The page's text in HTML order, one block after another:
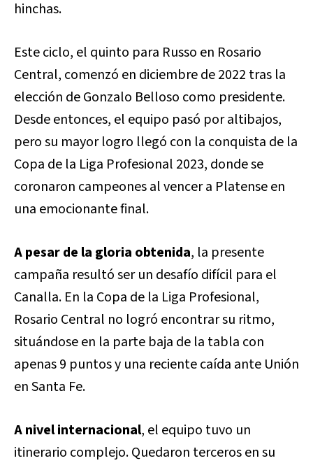
hinchas.
Este ciclo, el quinto para Russo en Rosario
Central, comenzó en diciembre de 2022 tras la
elección de Gonzalo Belloso como presidente.
Desde entonces, el equipo pasó por altibajos,
pero su mayor logro llegó con la conquista de la
Copa de la Liga Profesional 2023, donde se
coronaron campeones al vencer a Platense en
una emocionante final.
A pesar de la gloria obtenida, la presente
campaña resultó ser un desafío difícil para el
Canalla. En la Copa de la Liga Profesional,
Rosario Central no logró encontrar su ritmo,
situándose en la parte baja de la tabla con
apenas 9 puntos y una reciente caída ante Unión
en Santa Fe.
A nivel internacional, el equipo tuvo un
itinerario complejo. Quedaron terceros en su